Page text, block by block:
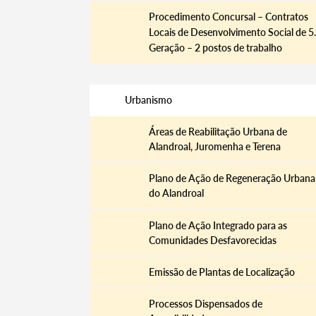
Filtros
Procedimento Concursal – Contratos
Locais de Desenvolvimento Social de
Geração – 2 postos de trabalho
Urbanismo
Áreas de Reabilitação Urbana de
Alandroal, Juromenha e Terena
Plano de Ação de Regeneração Urbana
do Alandroal
Plano de Ação Integrado para as
Comunidades Desfavorecidas
Emissão de Plantas de Localização
Processos Dispensados de